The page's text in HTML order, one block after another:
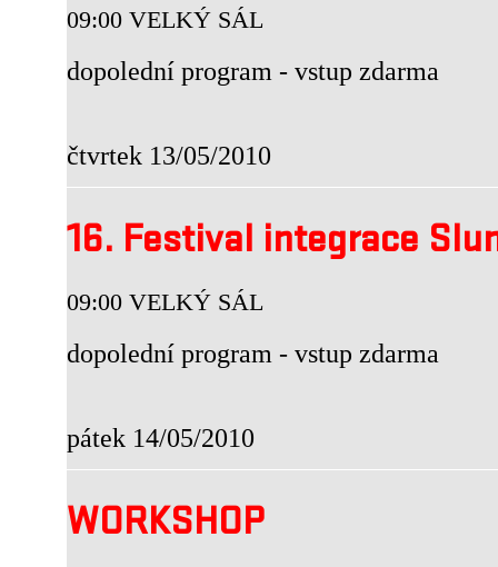
09:00 VELKÝ SÁL
dopolední program - vstup zdarma
čtvrtek 13/05/2010
16. Festival integrace
09:00 VELKÝ SÁL
dopolední program - vstup zdarma
pátek 14/05/2010
WORKSHOP